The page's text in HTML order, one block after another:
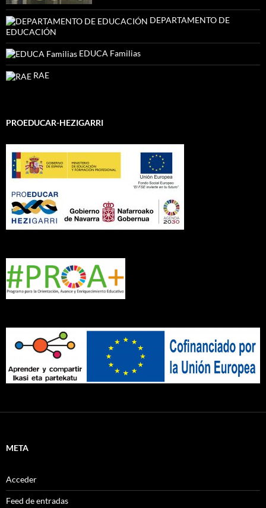
DEPARTAMENTO DE
EDUCACIÓN
EDUCA Familias
RAE
PROEDUCAR-HEZIGARRI
META
Acceder
Feed de entradas